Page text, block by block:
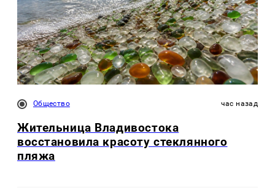
Общество час назад
Жительница Владивостока
восстановила красоту стеклянного
пляжа